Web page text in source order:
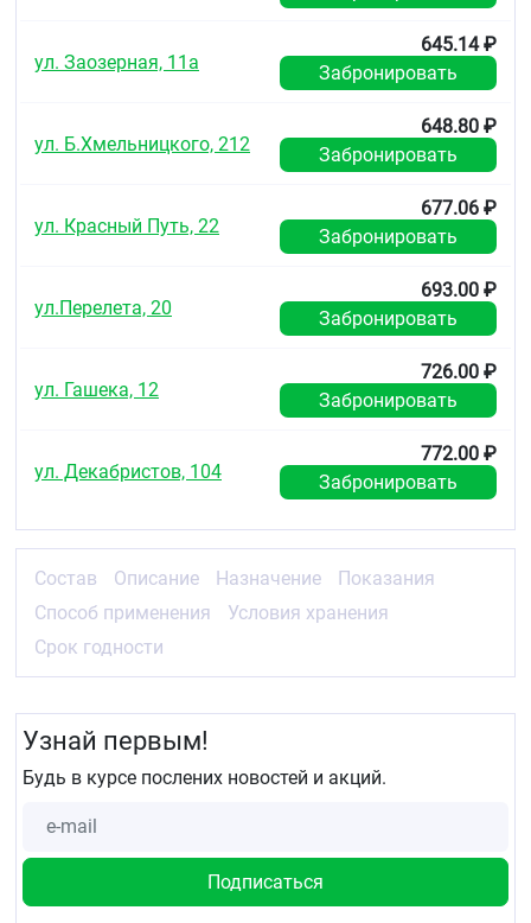
ул. Заозерная, 11а
645.14 ₽
Забронировать
ул. Б.Хмельницкого, 212
648.80 ₽
Забронировать
ул. Красный Путь, 22
677.06 ₽
Забронировать
ул.Перелета, 20
693.00 ₽
Забронировать
ул. Гашека, 12
726.00 ₽
Забронировать
ул. Декабристов, 104
772.00 ₽
Забронировать
Состав Описание Назначение
Показания
Способ применения
Условия хранения
Срок годности
Узнай первым!
Будь в курсе послених новостей и акций.